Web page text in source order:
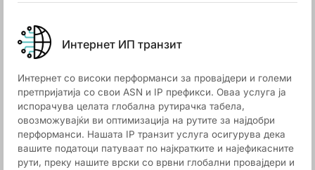
Интернет ИП транзит
Интернет со високи перформанси за провајдери и големи
претпријатија со свои ASN и IP префикси. Оваа услуга ја
испорачува целата глобална рутирачка табела,
овозможувајќи ви оптимизација на рутите за најдобри
перформанси. Нашата IP транзит услуга осигурува дека
вашите податоци патуваат по најкратките и најефикасните
рути, преку нашите врски со врвни глобални провајдери и